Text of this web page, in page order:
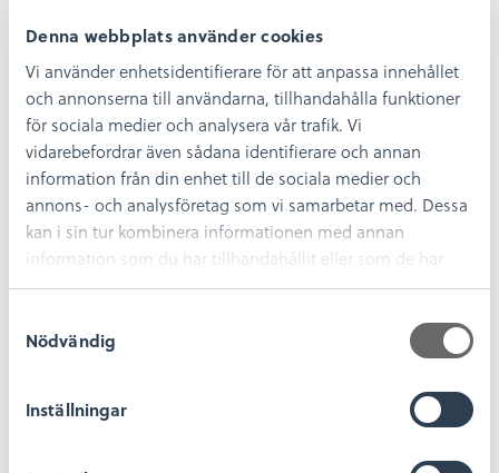
Denna webbplats använder cookies
Vi använder enhetsidentifierare för att anpassa innehållet
och annonserna till användarna, tillhandahålla funktioner
för sociala medier och analysera vår trafik. Vi
vidarebefordrar även sådana identifierare och annan
information från din enhet till de sociala medier och
annons- och analysföretag som vi samarbetar med. Dessa
kan i sin tur kombinera informationen med annan
information som du har tillhandahållit eller som de har
samlat in när du har använt deras tjänster.
Nödvändig
Inställningar
Kalmar läns museum då jag
som uppväxt i närheten alltid
hade en nära koppling till
museet och vet att de alltid har
spännande projekt på gång och
jag ville gärna få vara en del av
dessa. Kalmar läns museum var
väldigt positiva till att ha mig
som praktikant från början och
välkomnade mig med öppna
armar.
Under min praktik så fick jag väldigt fria händer
restaurangen. Jag fick lov att arbeta med föremål